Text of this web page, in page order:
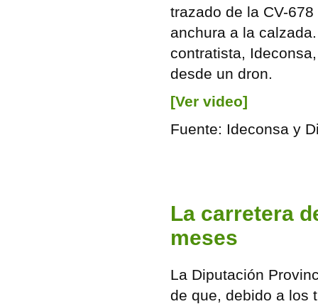
trazado de la CV-
anchura a la
contratista,
desde un dron.
[Ver video]
Fuente: Ideconsa y
La carretera
meses
La Diputación
de que, debido a los